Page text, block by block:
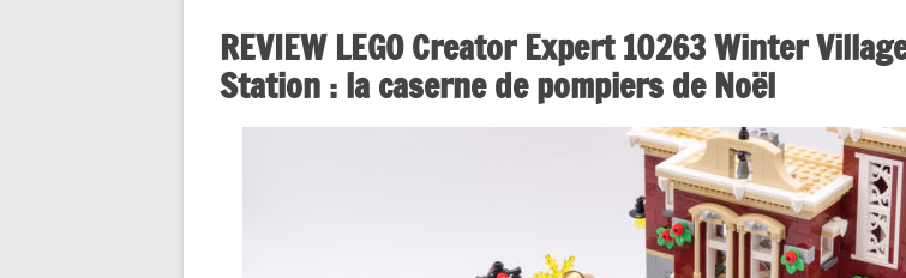
REVIEW LEGO Creator Expert 10263 Winter
Station : la caserne de pompiers de Noël